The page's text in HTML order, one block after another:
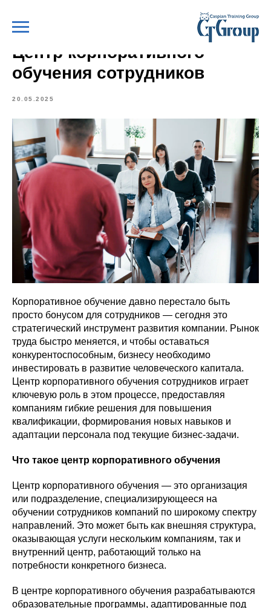
Центр корпоративного
обучения сотрудников
20.05.2025
Корпоративное обучение давно перестало быть
просто бонусом для сотрудников — сегодня это
стратегический инструмент развития компании. Рынок
труда быстро меняется, и чтобы оставаться
конкурентоспособным, бизнесу необходимо
инвестировать в развитие человеческого капитала.
Центр корпоративного обучения сотрудников играет
ключевую роль в этом процессе, предоставляя
компаниям гибкие решения для повышения
квалификации, формирования новых навыков и
адаптации персонала под текущие бизнес-задачи.
Что такое центр корпоративного обучения
Центр корпоративного обучения — это организация
или подразделение, специализирующееся на
обучении сотрудников компаний по широкому спектру
направлений. Это может быть как внешняя структура,
оказывающая услуги нескольким компаниям, так и
внутренний центр, работающий только на
потребности конкретного бизнеса.
В центре корпоративного обучения разрабатываются
образовательные программы, адаптированные под